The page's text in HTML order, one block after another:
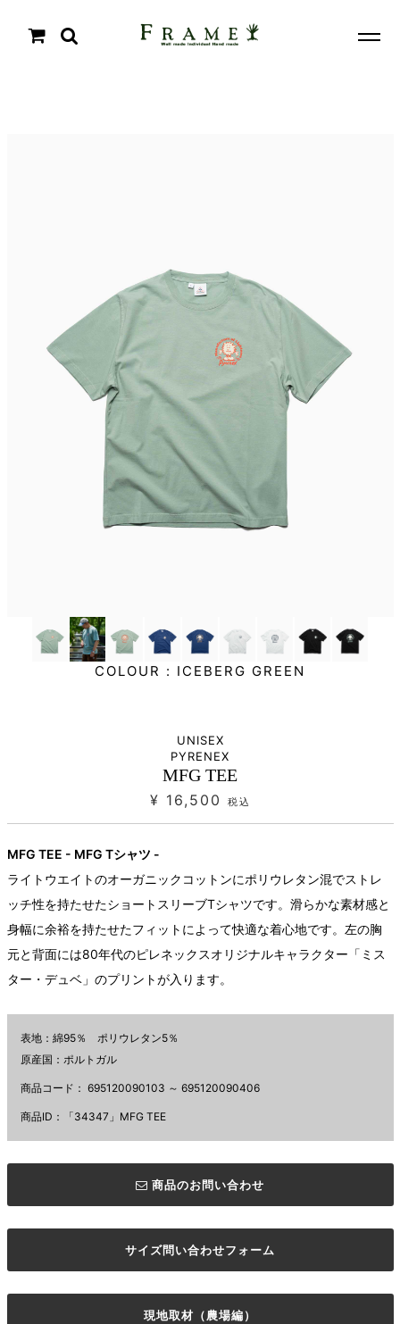
COLOUR : ICEBERG GREEN
UNISEX
PYRENEX
MFG TEE
¥ 16,500 税込
MFG TEE - MFG Tシャツ -
ライトウエイトのオーガニックコットンにポリウレタン混でストレ
ッチ性を持たせたショートスリーブTシャツです。滑らかな素材感と
身幅に余裕を持たせたフィットによって快適な着心地です。左の胸
元と背面には80年代のピレネックスオリジナルキャラクター「ミス
ター・デュベ」のプリントが入ります。
表地：綿95％ ポリウレタン5％
原産国：ポルトガル
商品コード： 695120090103 ～ 695120090406
商品ID：「34347」MFG TEE
商品のお問い合わせ
サイズ問い合わせフォーム
現地取材（農場編）